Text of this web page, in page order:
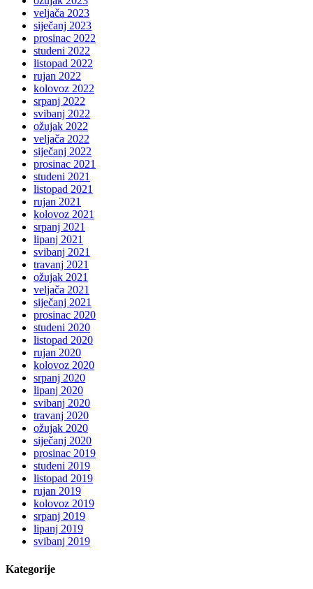
veljača 2023
siječanj 2023
prosinac 2022
studeni 2022
listopad 2022
rujan 2022
kolovoz 2022
srpanj 2022
svibanj 2022
ožujak 2022
veljača 2022
siječanj 2022
prosinac 2021
studeni 2021
listopad 2021
rujan 2021
kolovoz 2021
srpanj 2021
lipanj 2021
svibanj 2021
travanj 2021
ožujak 2021
veljača 2021
siječanj 2021
prosinac 2020
studeni 2020
listopad 2020
rujan 2020
kolovoz 2020
srpanj 2020
lipanj 2020
svibanj 2020
travanj 2020
ožujak 2020
siječanj 2020
prosinac 2019
studeni 2019
listopad 2019
rujan 2019
kolovoz 2019
srpanj 2019
lipanj 2019
svibanj 2019
Kategorije